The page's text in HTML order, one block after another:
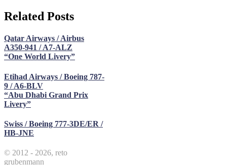
Related Posts
Qatar Airways / Airbus
A350-941 / A7-ALZ
“One World Livery”
Etihad Airways / Boeing 787-
9 / A6-BLV
“Abu Dhabi Grand Prix
Livery”
Swiss / Boeing 777-3DE/ER /
HB-JNE
© 2012 - 2026, reto
grubenmann